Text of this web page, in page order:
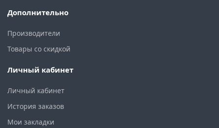
Дополнительно
Производители
Товары со скидкой
Личный кабинет
Личный кабинет
История заказов
Мои закладки